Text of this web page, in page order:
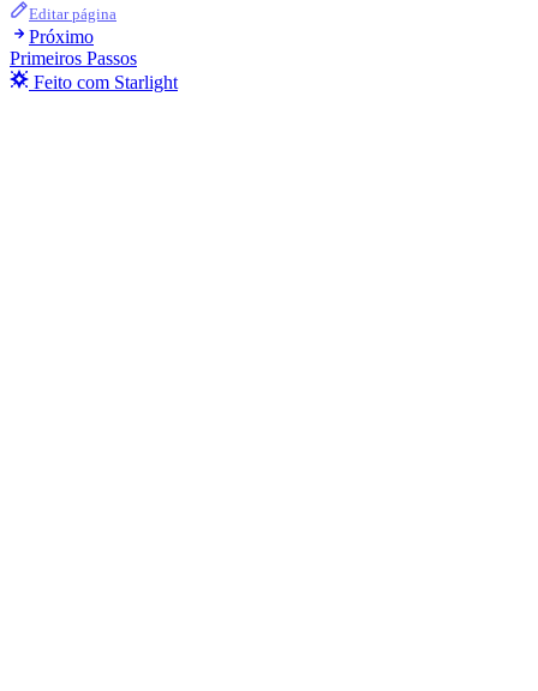
Editar página
Próximo
Primeiros Passos
Feito com Starlight